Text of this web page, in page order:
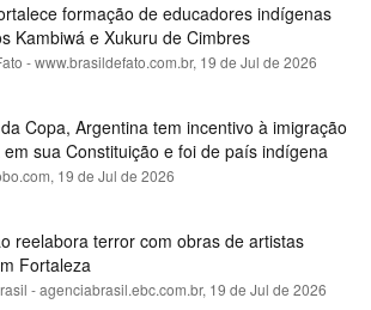
formação de educadores indígenas
Kambiwá e Xukuru de Cimbres
- www.brasildefato.com.br, 19 de Jul de 2026
Copa, Argentina tem incentivo à imigração
sua Constituição e foi de país indígena
branca19 de Jul de 2026
reelabora terror com obras de artistas
Fortaleza
- agenciabrasil.ebc.com.br, 19 de Jul de 2026